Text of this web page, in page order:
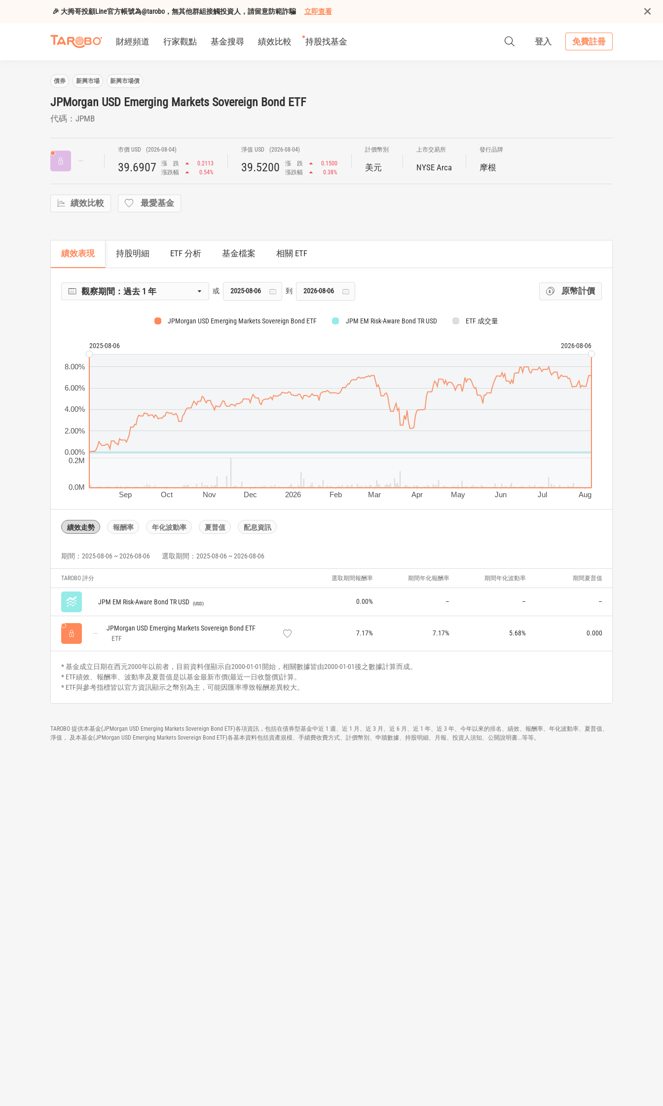
🎉 大拇哥投顧Line官方帳號為@tarobo，無其他群組接觸投資人，請留意防範詐騙 立即查看
財經頻道 行家觀點 基金搜尋 績效比較 持股找基金 登入 免費註冊
債券 新興市場 新興市場債
JPMorgan USD Emerging Markets Sovereign Bond ETF
代碼：JPMB
市價 USD (2026-08-04)
39.6907 漲 跌
0.2113
漲跌幅
0.54%
淨值 USD (2026-08-04)
39.5200 漲 跌
0.1500
漲跌幅
0.38%
計價幣別
美元
上市交易所
NYSE Arca
發行品牌
摩根
績效比較 最愛基金
績效表現 持股明細 ETF 分析 基金檔案 相關 ETF
觀察期間：過去 1 年 或 到 原幣計價
JPMorgan USD Emerging Markets Sovereign Bond ETF JPM EM Risk-Aware Bond TR USD ETF 成交量
2025-08-06 2026-08-06
Sep Oct Nov Dec 2026 Feb Mar Apr May Jun Jul Aug
0.0M
0.2M
0.00%
2.00%
4.00%
6.00%
8.00%
績效走勢 報酬率 年化波動率 夏普值 配息資訊
期間：2025-08-06 ~ 2026-08-06 選取期間：2025-08-06 ~ 2026-08-06
TAROBO 評分 選取期間報酬率 期間年化報酬率 期間年化波動率 期間夏普值
JPM EM Risk-Aware Bond TR USD USD 0.00% – – –
JPMorgan USD Emerging Markets Sovereign Bond ETF
ETF
7.17% 7.17% 5.68% 0.000
* 基金成立日期在西元2000年以前者，目前資料僅顯示自2000-01-01開始，相關數據皆由2000-01-01後之數據計算而成。
* ETF績效、報酬率、波動率及夏普值是以基金最新市價(最近一日收盤價)計算。
* ETF與參考指標皆以官方資訊顯示之幣別為主，可能因匯率導致報酬差異較大。
TAROBO 提供本基金(JPMorgan USD Emerging Markets Sovereign Bond ETF)各項資訊，包括在債券型基金中近 1 週、近 1 月、近 3 月、近 6 月、近 1 年、近 3 年、今年以來的排名、績效、報酬率、年化波動率、夏普值、
淨值， 及本基金(JPMorgan USD Emerging Markets Sovereign Bond ETF)各基本資料包括資產規模、手續費收費方式、計價幣別、申贖數據、持股明細、月報、投資人須知、公開說明書...等等。